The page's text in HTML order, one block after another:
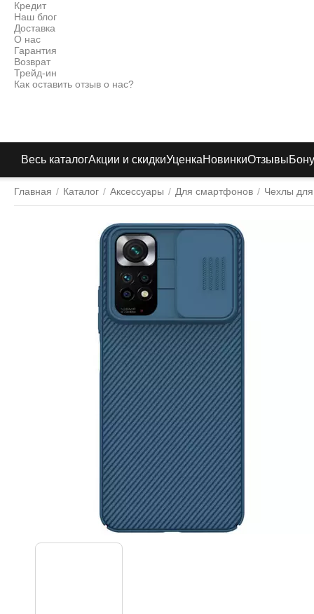
Кредит
Наш блог
Доставка
О нас
Гарантия
Возврат
Трейд-ин
Как оставить отзыв о нас?
Весь каталогАкции и скидкиУценкаНовинкиОтзывы
Главная / Каталог / Аксессуары / Для смартфонов / Чехлы